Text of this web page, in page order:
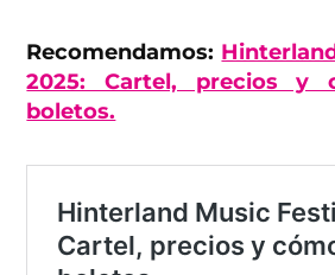
Recomendamos:
2025: Cartel, precios y
boletos.